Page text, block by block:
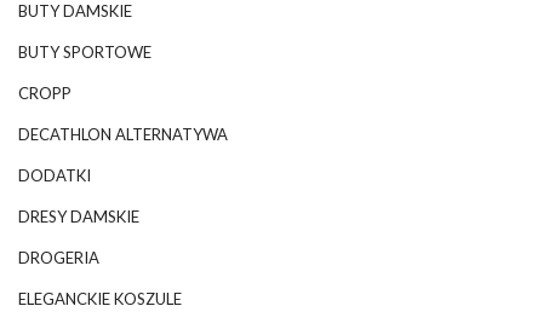
BUTY DAMSKIE
BUTY SPORTOWE
CROPP
DECATHLON ALTERNATYWA
DODATKI
DRESY DAMSKIE
DROGERIA
ELEGANCKIE KOSZULE